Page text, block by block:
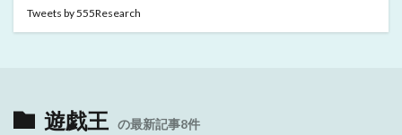
Tweets by 555Research
遊戯王 の最新記事8件